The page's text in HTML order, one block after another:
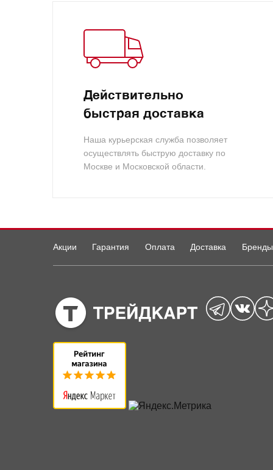
Действительно
быстрая доставка
Наша курьерская служба позволяет
осуществлять быструю доставку по
Москве и Московской области.
Акции Гарантия Оплата Доставка Бренды